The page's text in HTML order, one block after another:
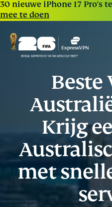
30 nieuwe iPhone 17 Pro's
mee te doen
Beste
Krijg
met